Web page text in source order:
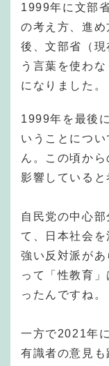
1999年に文部
の考え方、進
後、文部省（
う言葉を使わ
になりました。
1999年を最後
いうことにつ
ん。この頃か
影響していると
自民党の中心
て、日本社会
強い反対派が
って「性教育
ったんですね。
一方で2021年
有識者の意見